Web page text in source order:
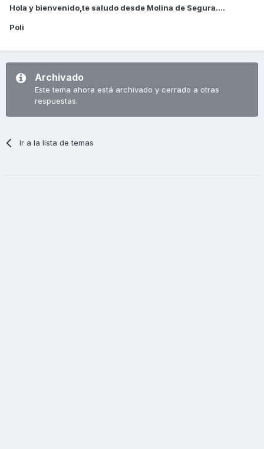
Hola y bienvenido,te saludo desde Molina de Segura....
Poli
Archivado
Este tema ahora está archivado y cerrado a otras
respuestas.
Ir a la lista de temas